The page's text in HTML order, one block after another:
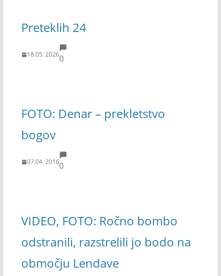
Preteklih 24
18.05. 20260
FOTO: Denar – prekletstvo
bogov
07.04. 20160
VIDEO, FOTO: Ročno bombo
odstranili, razstrelili jo bodo na
območju Lendave